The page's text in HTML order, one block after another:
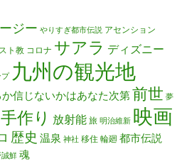
ジー やりすぎ都市伝説 アセンション
ト教 コロナ サアラ ディズニー
プ 九州の観光地
信じないかはあなた次第前世 夢
手作り 放射能 旅 明治維新 映画
歴史 温泉 神社 移住 輪廻 都市伝説
鮮 魂